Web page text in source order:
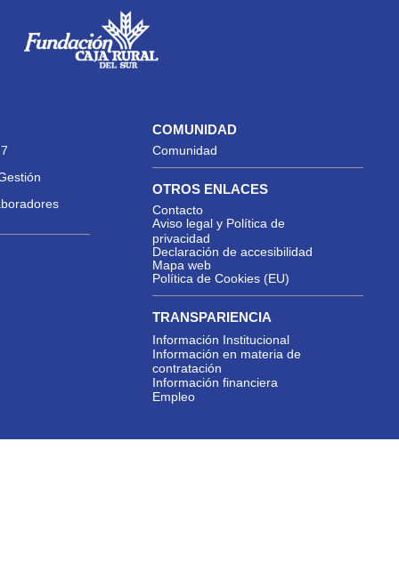
COMUNIDAD
Comunidad
OTROS ENLACES
Contacto
Aviso legal y Política de
privacidad
Declaración de accesibilidad
Mapa web
Política de Cookies (EU)
TRANSPARIENCIA
Información Institucional
Información en materia de
contratación
Información financiera
Empleo